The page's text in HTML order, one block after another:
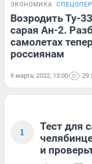
ЭКОНОМИКА
Возродить Ту-
сарая Ан-2.
самолетах
россиянам
9 марта, 2022, 13:00 29
1
Тест для
и